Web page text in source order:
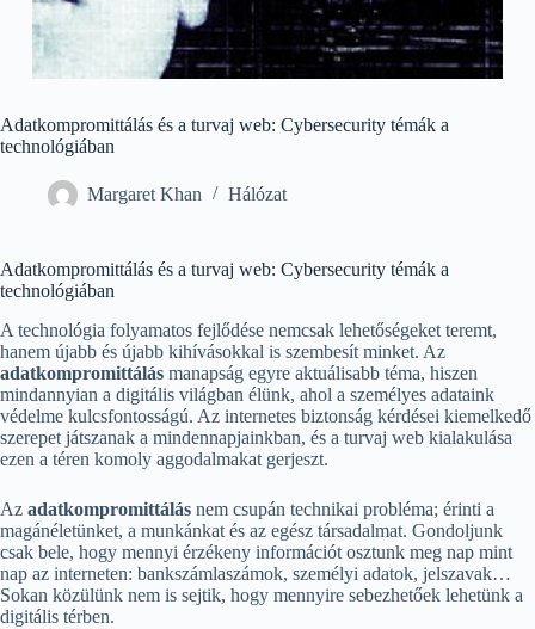
Adatkompromittálás és a turvaj web: Cybersecurity témák a
technológiában
Margaret Khan Hálózat
Adatkompromittálás és a turvaj web: Cybersecurity témák a
technológiában
A technológia folyamatos fejlődése nemcsak lehetőségeket teremt,
hanem újabb és újabb kihívásokkal is szembesít minket. Az
adatkompromittálás manapság egyre aktuálisabb téma, hiszen
mindannyian a digitális világban élünk, ahol a személyes adataink
védelme kulcsfontosságú. Az internetes biztonság kérdései kiemelkedő
szerepet játszanak a mindennapjainkban, és a turvaj web kialakulása
ezen a téren komoly aggodalmakat gerjeszt.
Az adatkompromittálás nem csupán technikai probléma; érinti a
magánéletünket, a munkánkat és az egész társadalmat. Gondoljunk
csak bele, hogy mennyi érzékeny információt osztunk meg nap mint
nap az interneten: bankszámlaszámok, személyi adatok, jelszavak…
Sokan közülünk nem is sejtik, hogy mennyire sebezhetőek lehetünk a
digitális térben.